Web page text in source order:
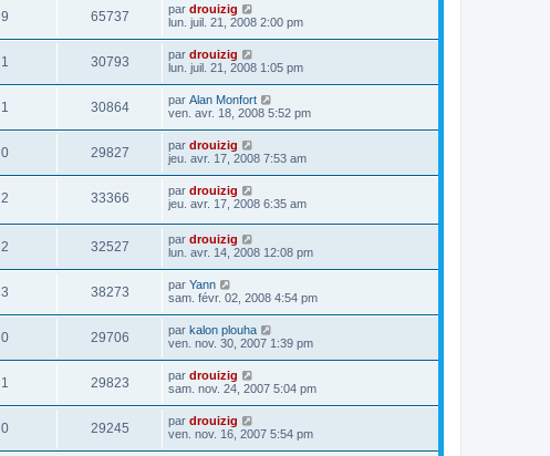
9 65737 par drouizig
lun. juil. 21, 2008 2:00 pm
1 30793 par drouizig
lun. juil. 21, 2008 1:05 pm
1 30864 par Alan Monfort
ven. avr. 18, 2008 5:52 pm
0 29827 par drouizig
jeu. avr. 17, 2008 7:53 am
2 33366 par drouizig
jeu. avr. 17, 2008 6:35 am
2 32527 par drouizig
lun. avr. 14, 2008 12:08 pm
3 38273 par Yann
sam. févr. 02, 2008 4:54 pm
0 29706 par kalon plouha
ven. nov. 30, 2007 1:39 pm
1 29823 par drouizig
sam. nov. 24, 2007 5:04 pm
0 29245 par drouizig
ven. nov. 16, 2007 5:54 pm